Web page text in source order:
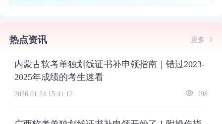
热点资讯 更多
内蒙古软考单独划线证书补申领指南｜错过2023-
2025年成绩的考生速看
2026.01.24 15:41:12 198